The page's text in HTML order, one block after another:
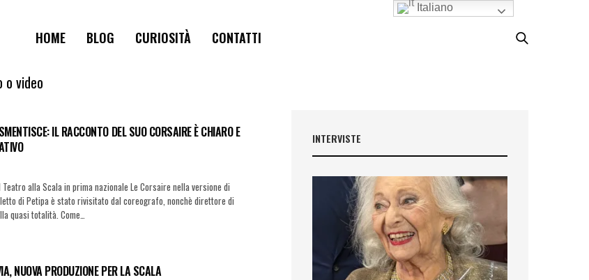
HOME BLOG CURIOSITÀ CONTATTI
o video
IL RACCONTO DEL SUO CORSAIRE È CHIARO E
alla Scala in prima nazionale Le Corsaire nella versione di
di Petipa è stato rivisitato dal coreografo, nonchè direttore di
quasi totalità. Come…
NUOVA PRODUZIONE PER LA SCALA
INTERVISTE
Italiano